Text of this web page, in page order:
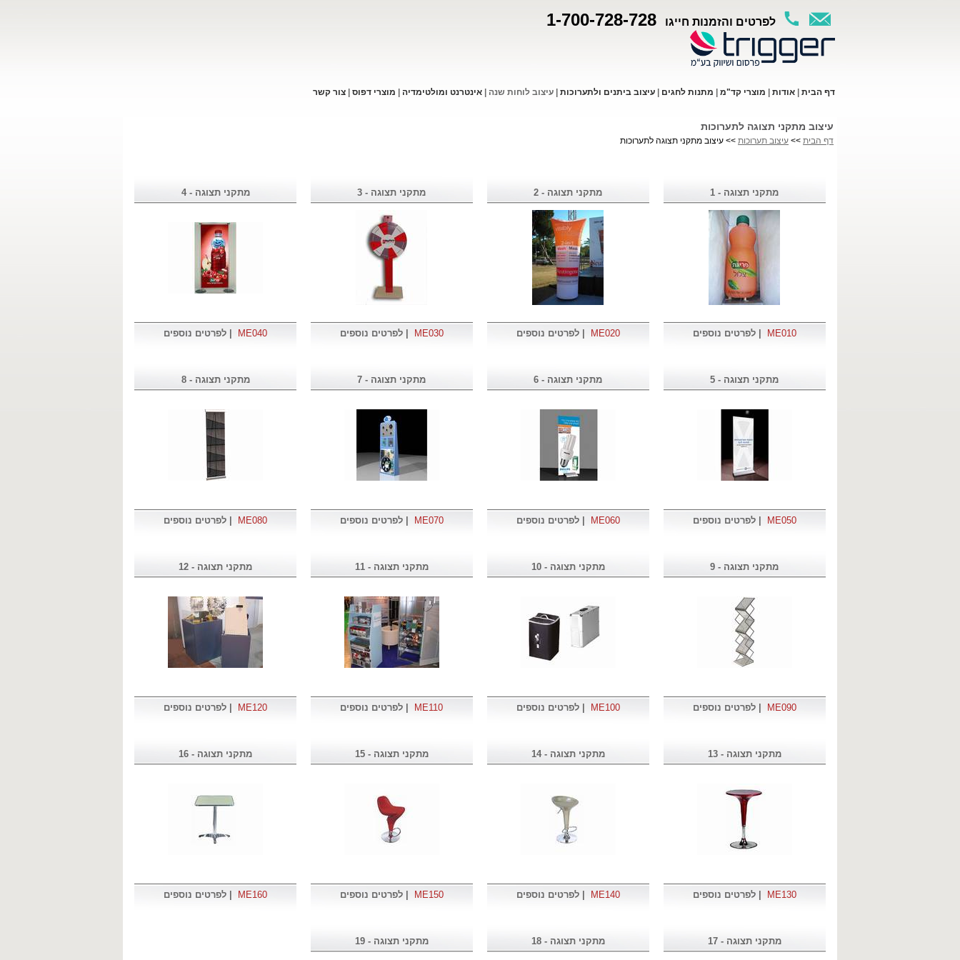
לפרטים והזמנות חייגו 1-700-728-728
דף הבית אודות מוצרי קד"מ מתנות לחגים עיצוב ביתנים ולתערוכות עיצוב לוחות שנה אינטרנט ומולטימדיה מוצרי דפוס צור קשר
עיצוב מתקני תצוגה לתערוכות
דף הבית >> עיצוב תערוכות >> עיצוב מתקני תצוגה לתערוכות
מתקני תצוגה - 1
ME010 לפרטים נוספים
מתקני תצוגה - 2
ME020 לפרטים נוספים
מתקני תצוגה - 3
ME030 לפרטים נוספים
מתקני תצוגה - 4
ME040 לפרטים נוספים
מתקני תצוגה - 5
ME050 לפרטים נוספים
מתקני תצוגה - 6
ME060 לפרטים נוספים
מתקני תצוגה - 7
ME070 לפרטים נוספים
מתקני תצוגה - 8
ME080 לפרטים נוספים
מתקני תצוגה - 9
ME090 לפרטים נוספים
מתקני תצוגה - 10
ME100 לפרטים נוספים
מתקני תצוגה - 11
ME110 לפרטים נוספים
מתקני תצוגה - 12
ME120 לפרטים נוספים
מתקני תצוגה - 13
ME130 לפרטים נוספים
מתקני תצוגה - 14
ME140 לפרטים נוספים
מתקני תצוגה - 15
ME150 לפרטים נוספים
מתקני תצוגה - 16
ME160 לפרטים נוספים
מתקני תצוגה - 17 מתקני תצוגה - 18 מתקני תצוגה - 19